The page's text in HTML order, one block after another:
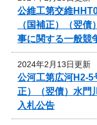
公維工第交維
（国補正）（翌
事に関する一般競
2024年2月13日更新
公河工第広河H2-5
正）（翌債）水
入札公告